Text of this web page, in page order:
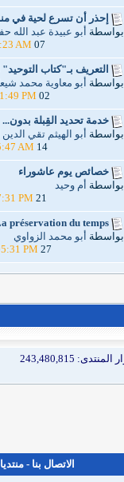
إحذر أن تسرع لحية في
بواسطة أبو عبيدة عبد الله
07 Jul 2018
AM
التعريف بـ"كتاب
بواسطة أبو معاوية محمد
02 Aug 2020
PM
خدمة تحديد القِبلة بدون...
بواسطة أبو الهيثم تقي
14 Jun 2018
AM
خصائص يوم عاشوراء
بواسطة أم وحيد
21 Jun 2026
PM
préservation du temps...
بواسطة أبو محمد الزواوي
27 May 2018
PM
الاتصال بنا -